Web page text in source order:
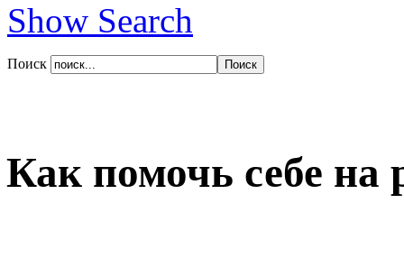
Show Search
Поиск
Как помочь себе на